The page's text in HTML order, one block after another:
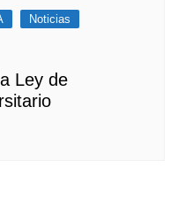
Noticias
Ley de